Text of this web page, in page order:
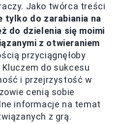
Jako twórca treści
tylko do zarabiania na
do dzielenia się moimi
z otwieraniem
przyciągnęłoby
do sukcesu
i przejrzystość w
cenią sobie
informacje na temat
z grą.